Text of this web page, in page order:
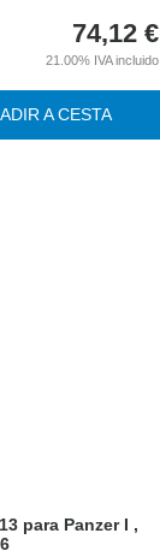
74,12 €
21.00% IVA incluido
A CESTA
para Panzer I ,